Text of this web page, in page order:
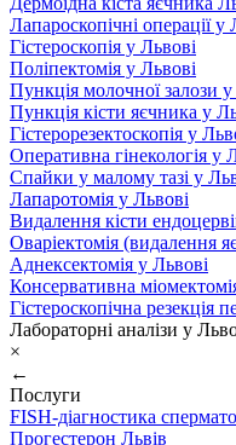
Лапароскопічні операції у
Гістероскопія у Львові
Поліпектомія у Львові
Пункція молочної залози у
Пункція кісти яєчника у
Гістерорезектоскопія у
Оперативна гінекологія у
Спайки у малому тазі у
Лапаротомія у Львові
Видалення кісти
Оваріектомія (видалення
Аднексектомія у Львові
Консервативна
Гістероскопічна резекція
Лабораторні аналізи у
×
←
Послуги
FISH-діагностика
Прогестерон Львів